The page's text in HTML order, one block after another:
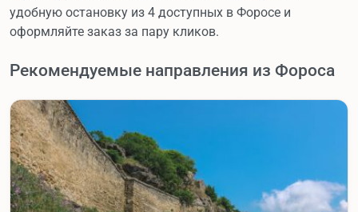
удобную остановку из 4 доступных в Форосе и
оформляйте заказ за пару кликов.
Рекомендуемые направления из Фороса